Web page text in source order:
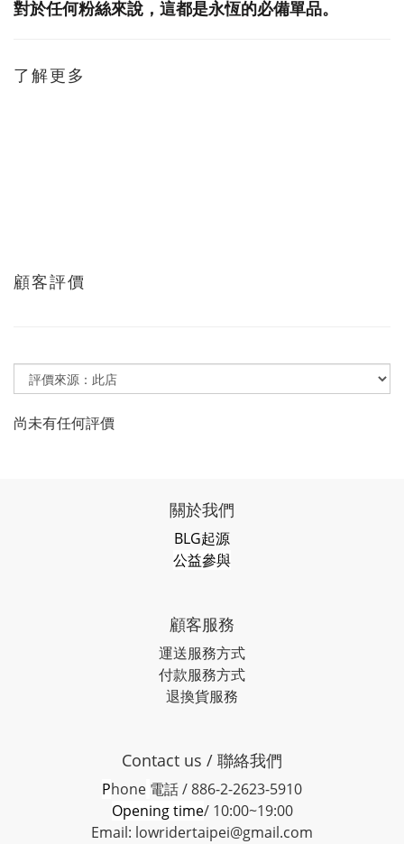
對於任何粉絲來說，這都是永恆的必備單品。
了解更多
顧客評價
尚未有任何評價
關於我們
BLG起源
公益參與
顧客服務
運送服務方式
付款服務方式
退換貨服務
Contact us / 聯絡我們
Phone 電話 / 886-2-2623-5910
Opening time/ 10:00~19:00
Email: lowridertaipei@gmail.com